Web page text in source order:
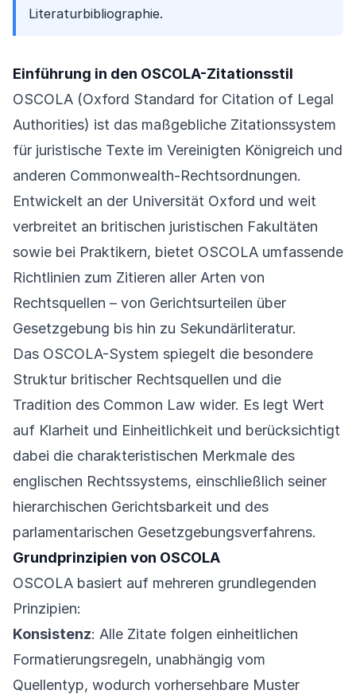
Literaturbibliographie.
Einführung in den OSCOLA-Zitationsstil
OSCOLA (Oxford Standard for Citation of Legal
Authorities) ist das maßgebliche Zitationssystem
für juristische Texte im Vereinigten Königreich und
anderen Commonwealth-Rechtsordnungen.
Entwickelt an der Universität Oxford und weit
verbreitet an britischen juristischen Fakultäten
sowie bei Praktikern, bietet OSCOLA umfassende
Richtlinien zum Zitieren aller Arten von
Rechtsquellen – von Gerichtsurteilen über
Gesetzgebung bis hin zu Sekundärliteratur.
Das OSCOLA-System spiegelt die besondere
Struktur britischer Rechtsquellen und die
Tradition des Common Law wider. Es legt Wert
auf Klarheit und Einheitlichkeit und berücksichtigt
dabei die charakteristischen Merkmale des
englischen Rechtssystems, einschließlich seiner
hierarchischen Gerichtsbarkeit und des
parlamentarischen Gesetzgebungsverfahrens.
Grundprinzipien von OSCOLA
OSCOLA basiert auf mehreren grundlegenden
Prinzipien:
Konsistenz: Alle Zitate folgen einheitlichen
Formatierungsregeln, unabhängig vom
Quellentyp, wodurch vorhersehbare Muster